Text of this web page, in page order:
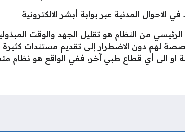
الاحوال المدنية عبر بوابة أبشر الالكترونية
من النظام هو تقليل الجهد والوقت
لهم دون الاضطرار إلى تقديم مستندات
او الى أي قطاع طبي آخر، ففي الواقع هو نظام